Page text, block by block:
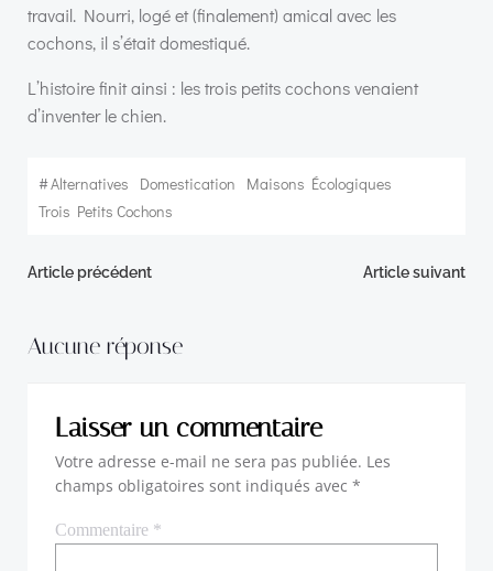
travail. Nourri, logé et (finalement) amical avec les
cochons, il s’était domestiqué.
L’histoire finit ainsi : les trois petits cochons venaient
d’inventer le chien.
#Alternatives Domestication
Maisons Écologiques
Trois Petits Cochons
Navigation
de
l’article
Article précédent
Navigation
l’article
Article suivant
Aucune réponse
Laisser un commentaire
Votre adresse e-mail ne sera pas publiée. Les
champs obligatoires sont indiqués avec *
Commentaire *